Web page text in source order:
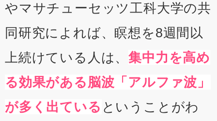
やマサチューセッツ工科大学の共
同研究によれば、瞑想を8週間以
上続けている人は、集中力を高め
る効果がある脳波「アルファ波」
が多く出ている ということがわ